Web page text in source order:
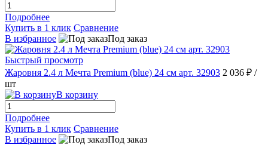
Подробнее
Купить в 1 клик Сравнение
В избранное
Под заказ
Быстрый просмотр
Жаровня 2.4 л Мечта Premium (blue) 24 см арт. 32903 2 036 ₽ /
шт
В корзину
Подробнее
Купить в 1 клик Сравнение
В избранное
Под заказ